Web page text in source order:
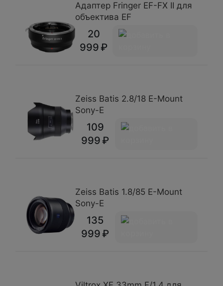
Адаптер Fringer EF-FX II для
объектива EF
20
999
Zeiss Batis 2.8/18 E-Mount
Sony-E
109
999
Zeiss Batis 1.8/85 E-Mount
Sony-E
135
999